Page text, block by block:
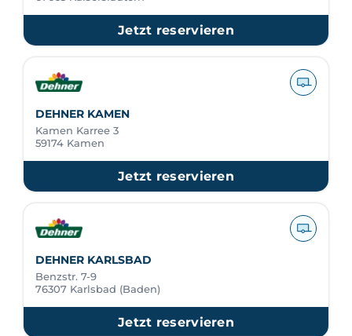
Jetzt reservieren
DEHNER KAMEN
Kamen Karree 3
59174 Kamen
Jetzt reservieren
DEHNER KARLSBAD
Benzstr. 7-9
76307 Karlsbad (Baden)
Jetzt reservieren